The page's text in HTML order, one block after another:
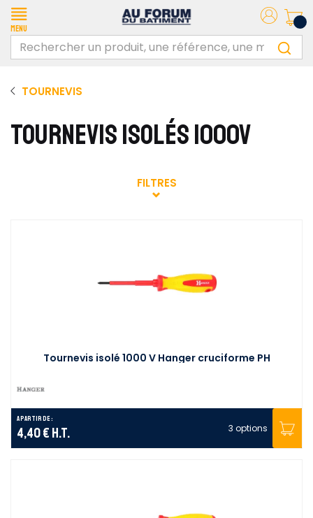
Menu
TOURNEVIS
TOURNEVIS ISOLÉS 1000V
FILTRES
Tournevis isolé 1000 V Hanger cruciforme PH
A partir de :
4,40 € H.T. 3 options